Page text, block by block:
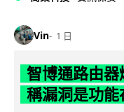
Vin 1 日
智博通路由
稱漏洞是功能